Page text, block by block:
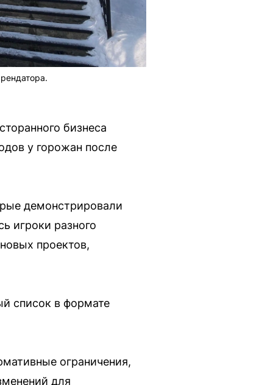
бизнеса
у горожан после
демонстрировали
игроки разного
проектов,
список в формате
ограничения,
для